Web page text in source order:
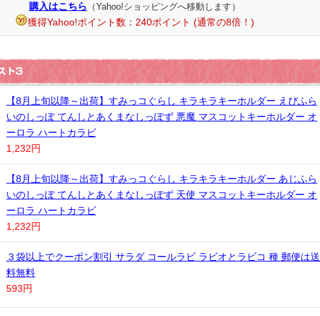
購入はこちら （Yahoo!ショッピングへ移動します）
獲得Yahoo!ポイント数：240ポイント (通常の8倍！)
【8月上旬以降～出荷】すみっコぐらし キラキラキーホルダー えびふら
いのしっぽ てんしとあくまなしっぽず 悪魔 マスコットキーホルダー オ
ーロラ ハートカラビ
1,232円
【8月上旬以降～出荷】すみっコぐらし キラキラキーホルダー あじふら
いのしっぽ てんしとあくまなしっぽず 天使 マスコットキーホルダー オ
ーロラ ハートカラビ
1,232円
３袋以上でクーポン割引 サラダ コールラビ ラビオとラビコ 種 郵便は送
料無料
593円